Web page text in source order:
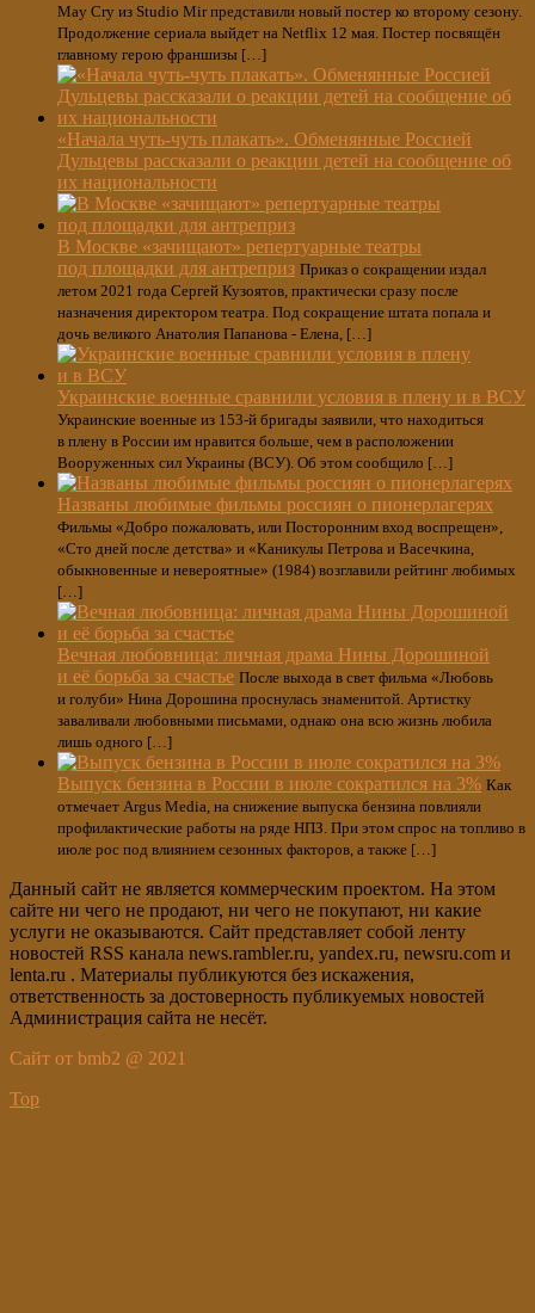
May Cry из Studio Mir представили новый постер ко второму сезону.
Продолжение сериала выйдет на Netflix 12 мая. Постер посвящён
главному герою франшизы […]
«Начала чуть-чуть плакать». Обменянные Россией
Дульцевы рассказали о реакции детей на сообщение об
их национальности
В Москве «зачищают» репертуарные театры
под площадки для антреприз Приказ о сокращении издал
летом 2021 года Сергей Кузоятов, практически сразу после
назначения директором театра. Под сокращение штата попала и
дочь великого Анатолия Папанова - Елена, […]
Украинские военные сравнили условия в плену и в ВСУ
Украинские военные из 153-й бригады заявили, что находиться
в плену в России им нравится больше, чем в расположении
Вооруженных сил Украины (ВСУ). Об этом сообщило […]
Названы любимые фильмы россиян о пионерлагерях
Фильмы «Добро пожаловать, или Посторонним вход воспрещен»,
«Сто дней после детства» и «Каникулы Петрова и Васечкина,
обыкновенные и невероятные» (1984) возглавили рейтинг любимых
[…]
Вечная любовница: личная драма Нины Дорошиной
и её борьба за счастье После выхода в свет фильма «Любовь
и голуби» Нина Дорошина проснулась знаменитой. Артистку
заваливали любовными письмами, однако она всю жизнь любила
лишь одного […]
Выпуск бензина в России в июле сократился на 3% Как
отмечает Argus Media, на снижение выпуска бензина повлияли
профилактические работы на ряде НПЗ. При этом спрос на топливо в
июле рос под влиянием сезонных факторов, а также […]
Данный сайт не является коммерческим проектом. На этом
сайте ни чего не продают, ни чего не покупают, ни какие
услуги не оказываются. Сайт представляет собой ленту
новостей RSS канала news.rambler.ru, yandex.ru, newsru.com и
lenta.ru . Материалы публикуются без искажения,
ответственность за достоверность публикуемых новостей
Администрация сайта не несёт.
Сайт от bmb2 @ 2021
Top